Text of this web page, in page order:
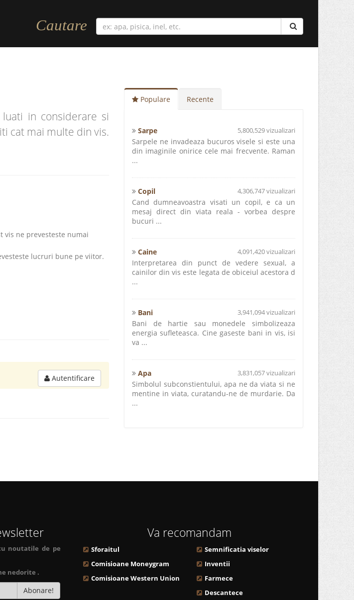
Cautare
in considerare si
cat mai multe din vis.
vis ne prevesteste numai
lucruri bune pe viitor.
Autentificare
Populare Recente
Sarpe 5,800,529 vizualizari
Sarpele ne invadeaza bucuros visele si este una
din imaginile onirice cele mai frecvente. Raman
...
Copil 4,306,747 vizualizari
Cand dumneavoastra visati un copil, e ca un
mesaj direct din viata reala - vorbea despre
bucuri ...
Caine 4,091,420 vizualizari
Interpretarea din punct de vedere sexual, a
cainilor din vis este legata de obiceiul acestora d
...
Bani 3,941,094 vizualizari
Bani de hartie sau monedele simbolizeaza
energia sufleteasca. Cine gaseste bani in vis, isi
va ...
Apa 3,831,057 vizualizari
Simbolul subconstientului, apa ne da viata si ne
mentine in viata, curatandu-ne de murdarie. Da
...
noutatile de pe
nedorite .
Abonare!
Va recomandam
Sforaitul
Comisioane Moneygram
Comisioane Western Union
Semnificatia viselor
Inventii
Farmece
Descantece